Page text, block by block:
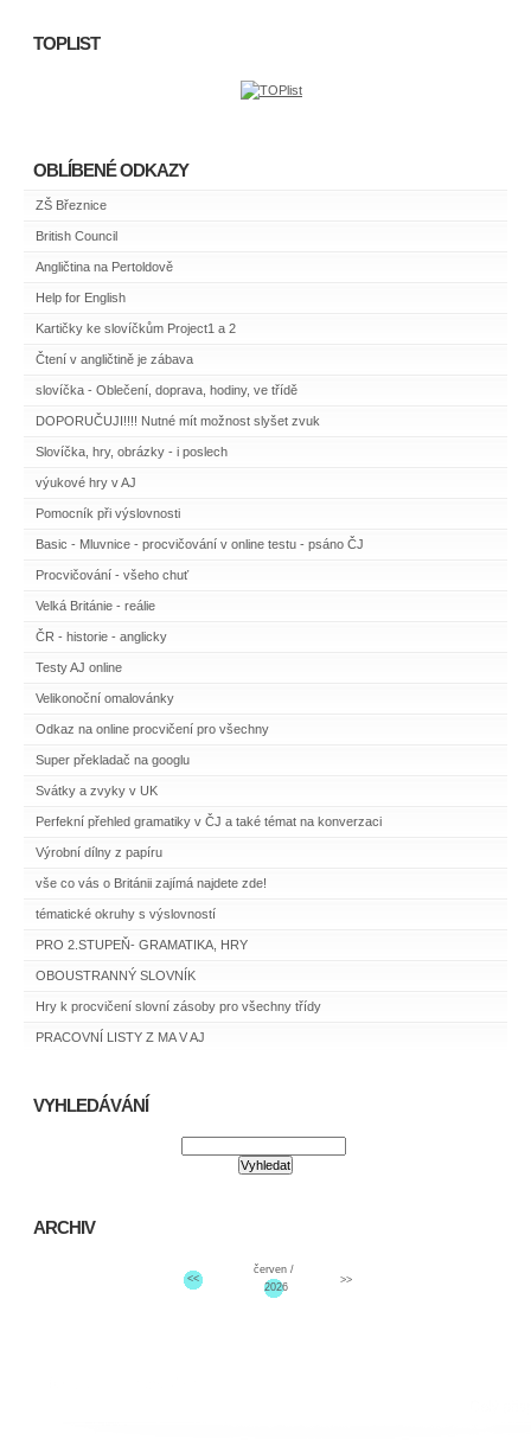
TOPLIST
OBLÍBENÉ ODKAZY
ZŠ Březnice
British Council
Angličtina na Pertoldově
Help for English
Kartičky ke slovíčkům Project1 a 2
Čtení v angličtině je zábava
slovíčka - Oblečení, doprava, hodiny, ve třídě
DOPORUČUJI!!!! Nutné mít možnost slyšet zvuk
Slovíčka, hry, obrázky - i poslech
výukové hry v AJ
Pomocník při výslovnosti
Basic - Mluvnice - procvičování v online testu - psáno ČJ
Procvičování - všeho chuť
Velká Británie - reálie
ČR - historie - anglicky
Testy AJ online
Velikonoční omalovánky
Odkaz na online procvičení pro všechny
Super překladač na googlu
Svátky a zvyky v UK
Perfekní přehled gramatiky v ČJ a také témat na konverzaci
Výrobní dílny z papíru
vše co vás o Británii zajímá najdete zde!
tématické okruhy s výslovností
PRO 2.STUPEŇ- GRAMATIKA, HRY
OBOUSTRANNÝ SLOVNÍK
Hry k procvičení slovní zásoby pro všechny třídy
PRACOVNÍ LISTY Z MA V AJ
VYHLEDÁVÁNÍ
ARCHIV
<<
červen /
2026
>>